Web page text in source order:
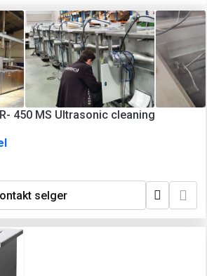
450 MS Ultrasonic cleaning
selger